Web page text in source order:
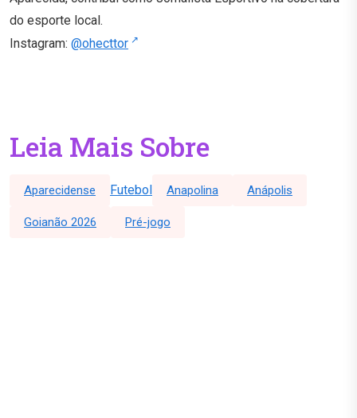
do esporte local.
Instagram: @ohecttor
Leia Mais Sobre
Aparecidense Futebol Anapolina Anápolis
Goianão 2026 Pré-jogo